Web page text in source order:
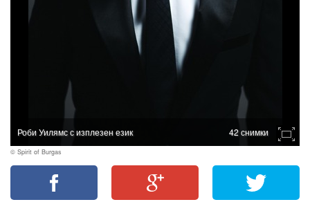
Роби Уилямс с изплезен език 42 снимки
© Spirit of Burgas